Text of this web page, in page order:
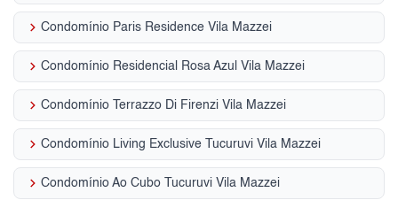
keyboard_arrow_right Condomínio Paris Residence Vila Mazzei
keyboard_arrow_right Condomínio Residencial Rosa Azul Vila Mazzei
keyboard_arrow_right Condomínio Terrazzo Di Firenzi Vila Mazzei
keyboard_arrow_right Condomínio Living Exclusive Tucuruvi Vila Mazzei
keyboard_arrow_right Condomínio Ao Cubo Tucuruvi Vila Mazzei